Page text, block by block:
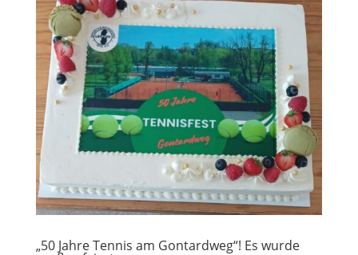
„50 Jahre Tennis am Gontardweg“! Es wurde